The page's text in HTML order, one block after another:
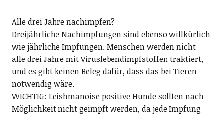
Alle drei Jahre nachimpfen?
Dreijährliche Nachimpfungen sind ebenso willkürlich
wie jährliche Impfungen. Menschen werden nicht
alle drei Jahre mit Viruslebendimpfstoffen traktiert,
und es gibt keinen Beleg dafür, dass das bei Tieren
notwendig wäre.
WICHTIG: Leishmanoise positive Hunde sollten nach
Möglichkeit nicht geimpft werden, da jede Impfung